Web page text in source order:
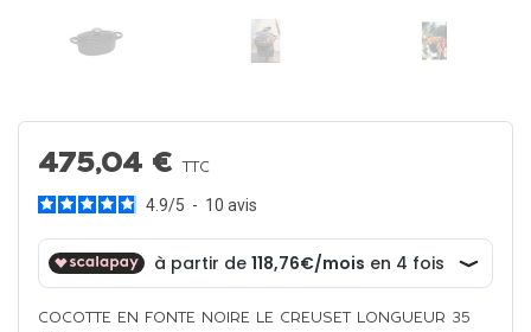
475,04 €TTC
4.9/5 - 10 avis
COCOTTE EN FONTE NOIRE LE CREUSET LONGUEUR 35